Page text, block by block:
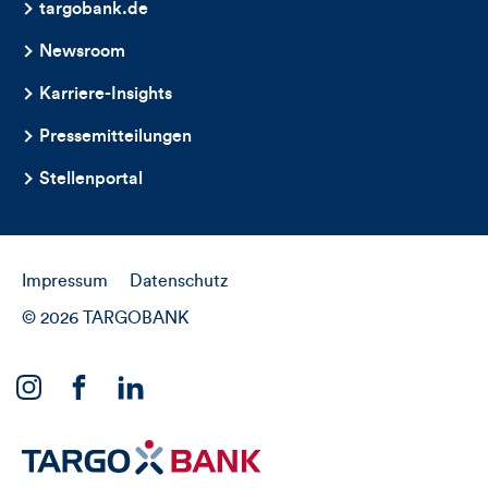
targobank.de
Newsroom
Karriere-Insights
Pressemitteilungen
Stellenportal
Impressum Datenschutz
© 2026 TARGOBANK
unseremunseremunserem